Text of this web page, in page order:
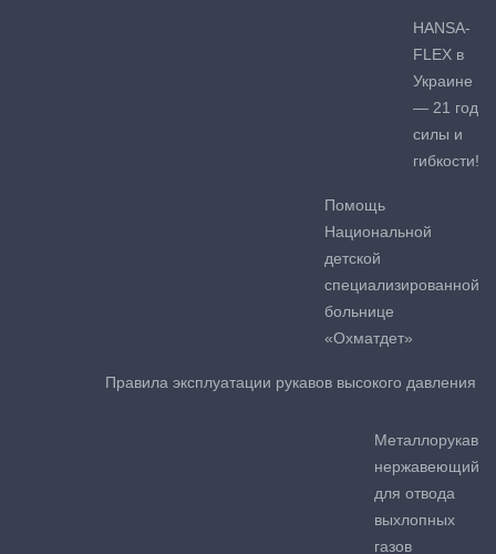
HANSA-
FLEX в
Украине
— 21 год
силы и
гибкости!
Помощь
Национальной
детской
специализированной
больнице
«Охматдет»
Правила эксплуатации рукавов высокого давления
Металлорукав
нержавеющий
для отвода
выхлопных
газов